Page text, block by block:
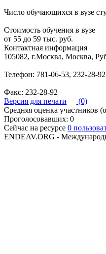
Число обучающихся в вузе
Стоимость обучения в вузе
от 55 до 59 тыс. руб.
Контактная информация
105082, г.Москва, Москва,
Телефон: 781-06-53, 232-28-92
Факс: 232-28-92
Версия для печати
(0)
Средняя оценка участников
Проголосовавших: 0
Сейчас на ресурсе 0
ENDEAV.ORG -